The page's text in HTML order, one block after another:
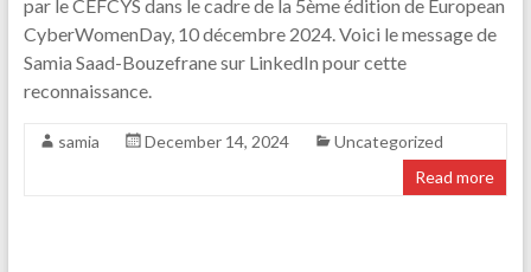
par le CEFCYS dans le cadre de la 5ème édition de European
CyberWomenDay, 10 décembre 2024. Voici le message de
Samia Saad-Bouzefrane sur LinkedIn pour cette
reconnaissance.
samia December 14, 2024
Uncategorized
Read more